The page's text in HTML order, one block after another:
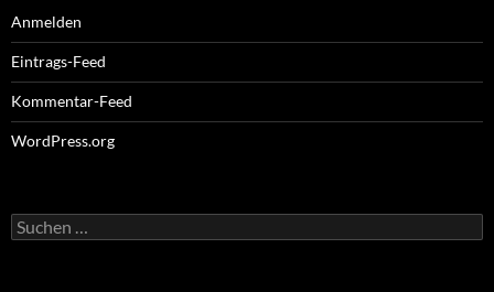
Anmelden
Eintrags-Feed
Kommentar-Feed
WordPress.org
Suchen
nach: